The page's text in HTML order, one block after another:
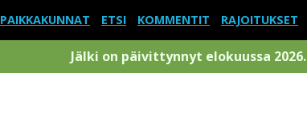
PAIKKAKUNNAT ETSI KOMMENTIT RAJOITUKSET
Jälki on päivittynnyt elokuussa 2026.